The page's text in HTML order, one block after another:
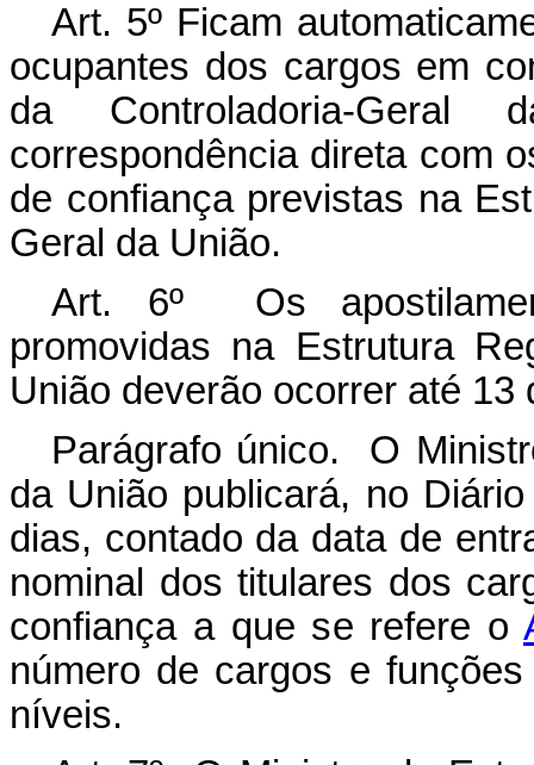
Art. 5º Ficam
ocupantes dos cargos em
da Controladoria-
correspondência direta com
de confiança previstas na
Geral da União.
Art. 6º Os
promovidas na Estrutura
União deverão ocorrer até 13
Parágrafo único. O
da União publicará, no
dias, contado da data de
nominal dos titulares dos
confiança a que se refere o
número de cargos e
níveis.